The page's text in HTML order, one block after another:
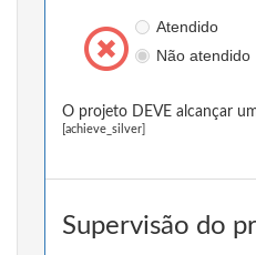
Atendido
Não atendido
O projeto DEVE alcançar
[achieve_silver]
Supervisão do